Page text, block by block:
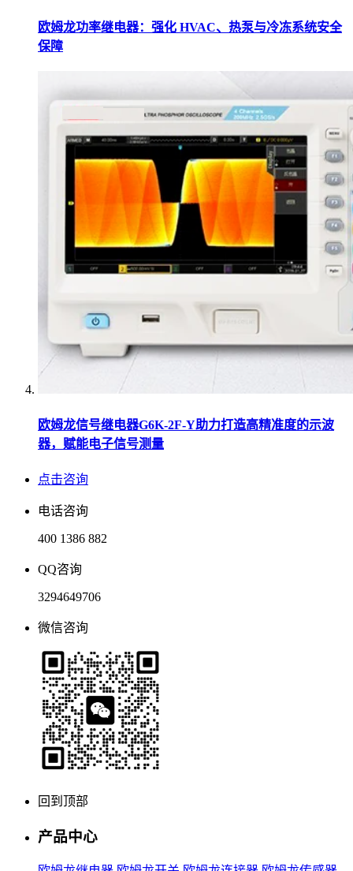
欧姆龙功率继电器：强化 HVAC、热泵与冷冻系统安全
保障
欧姆龙信号继电器G6K-2F-Y助力打造高精准度的示波
器，赋能电子信号测量
点击咨询
电话咨询
400 1386 882
QQ咨询
3294649706
微信咨询
回到顶部
产品中心